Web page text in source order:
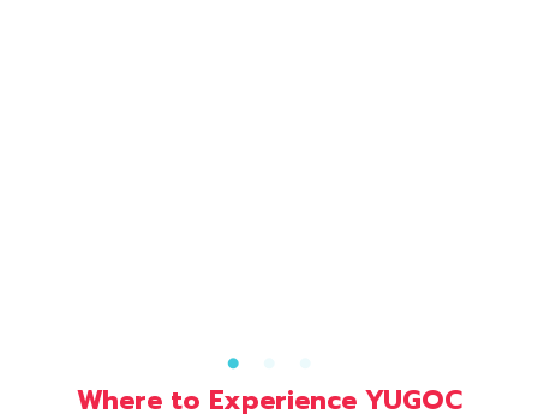
Where to Experience YUGOC